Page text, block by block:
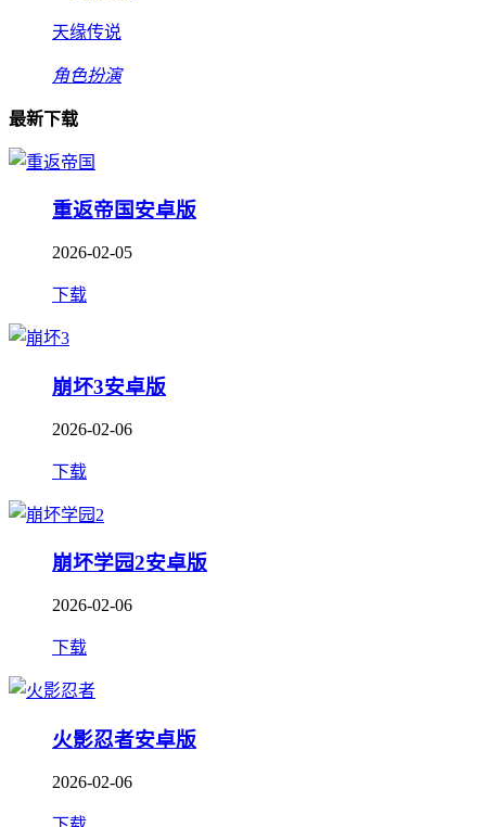
天缘传说
角色扮演
最新下载
重返帝国安卓版
2026-02-05
下载
崩坏3安卓版
2026-02-06
下载
崩坏学园2安卓版
2026-02-06
下载
火影忍者安卓版
2026-02-06